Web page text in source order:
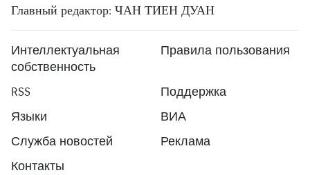
Главный редактор: ЧАН ТИЕН ДУАН
Интеллектуальная
собственность
Правила пользования
RSS
Поддержка
Языки
ВИА
Служба новостей
Реклама
Контакты